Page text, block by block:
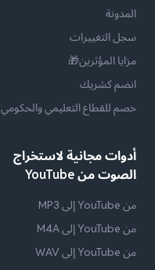
المدونة
سجل التغييرات
مزايا المؤثرين🎁
انضم كشريك
خصم للقطاع التعليمي والحكومي
أدوات مجانية لاستخراج
الصوت من YouTube
من YouTube إلى MP3
من YouTube إلى M4A
من YouTube إلى WAV